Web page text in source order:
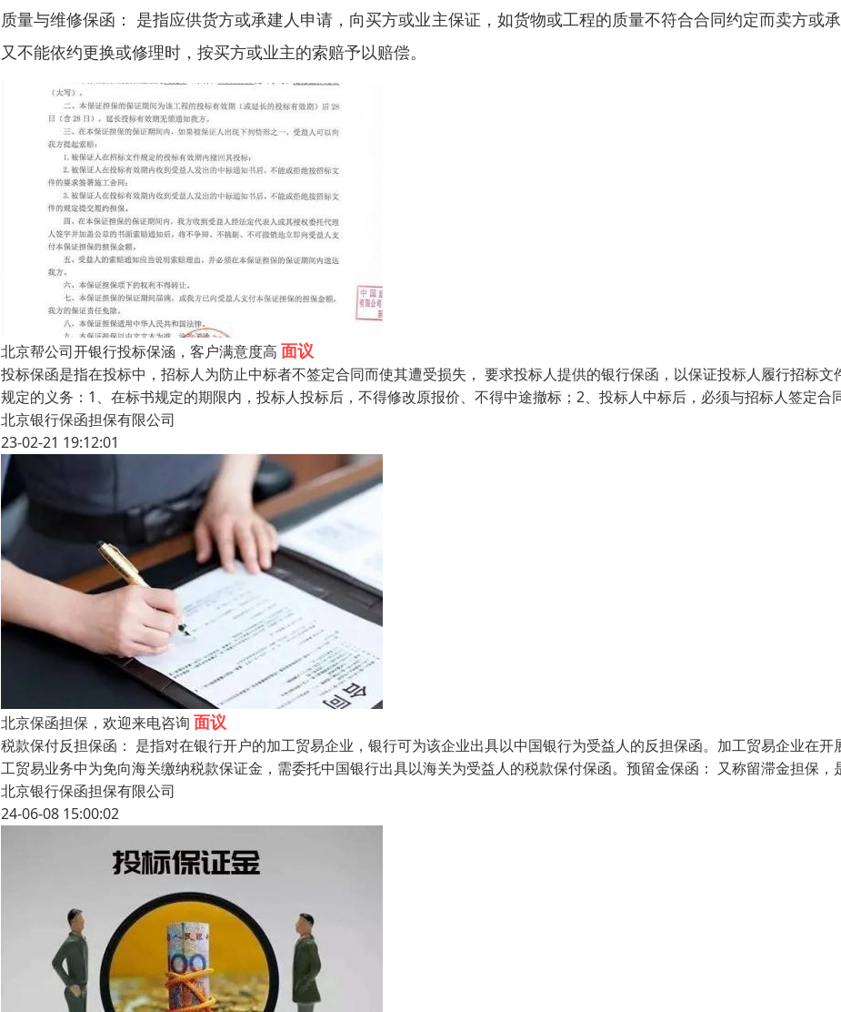
质量与维修保函： 是指应供货方或承建人申请，向买方或业主保证，如货物或工程的质量不符合合同约定而卖方或
又不能依约更换或修理时，按买方或业主的索赔予以赔偿。
北京帮公司开银行投标保涵，客户满意度高 面议
投标保函是指在投标中，招标人为防止中标者不签定合同而使其遭受损失， 要求投标人提供的银行保函，以保证投标人履行招标文
规定的义务：1、在标书规定的期限内，投标人投标后，不得修改原报价、不得中途撤标；2、投标人中标后，必须与招标人签定合
北京银行保函担保有限公司
23-02-21 19:12:01
北京保函担保，欢迎来电咨询 面议
税款保付反担保函： 是指对在银行开户的加工贸易企业，银行可为该企业出具以中国银行为受益人的反担保函。加工贸易企业在开
工贸易业务中为免向海关缴纳税款保证金，需委托中国银行出具以海关为受益人的税款保付保函。预留金保函： 又称留滞金担保，
北京银行保函担保有限公司
24-06-08 15:00:02